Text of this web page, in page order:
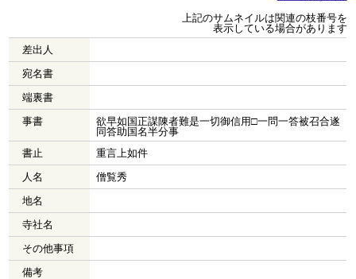
上記のサムネイルは関連の枝番号を
表示している場合があります
差出人
宛名書
端裏書
事書
欲早如国正謀陳者難是一切御信用□一問一答被召合遂
同答助国名半分事
書止
重言上如件
人名
僧覧秀
地名
寺社名
その他事項
備考